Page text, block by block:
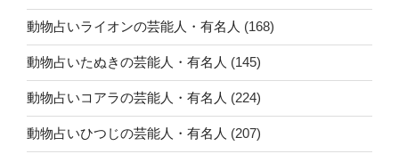
動物占いライオンの芸能人・有名人 (168)
動物占いたぬきの芸能人・有名人 (145)
動物占いコアラの芸能人・有名人 (224)
動物占いひつじの芸能人・有名人 (207)